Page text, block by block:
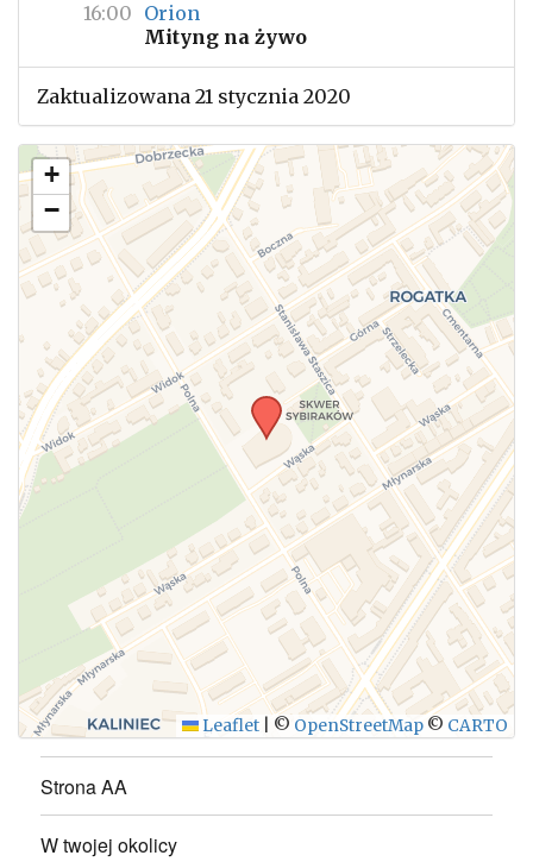
16:00 Orion
Mityng na żywo
Zaktualizowana 21 stycznia 2020
+
−
Leaflet © OpenStreetMap © CARTO
Strona AA
W twojej okolicy